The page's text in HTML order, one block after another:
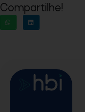
Compartilhe!